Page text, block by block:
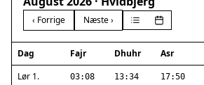
‹ Forrige Næste ›
Dag Fajr Dhuhr Asr
Lør 1.
03:08 13:34 17:50